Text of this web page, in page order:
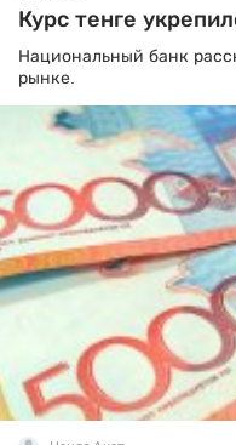
Курс тенге
Национальный банк
рынке.